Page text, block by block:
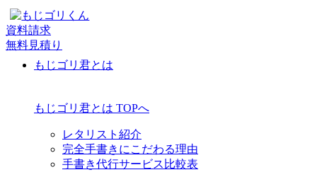
資料請求
無料見積り
もじゴリ君とは
もじゴリ君とは TOPへ
レタリスト紹介
完全手書きにこだわる理由
手書き代行サービス比較表